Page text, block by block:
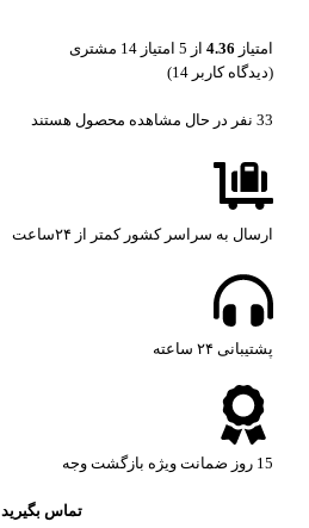
امتیاز 4.36 از 5 امتیاز 14 مشتری
(دیدگاه کاربر 14
)
33 نفر در حال مشاهده محصول هستند
ارسال به سراسر کشور کمتر از ۲۴ساعت
پشتیبانی ۲۴ ساعته​
15 روز ضمانت ویژه بازگشت وجه
تماس بگیرید